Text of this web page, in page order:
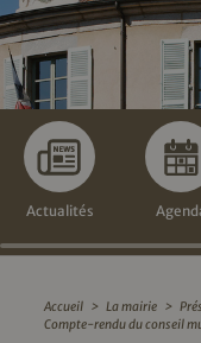
Actualités
Accueil > La mairie >
Compte-rendu du conseil